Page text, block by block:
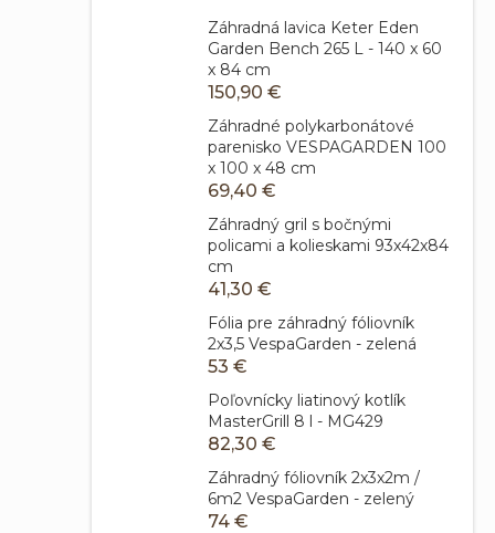
Záhradná lavica Keter Eden
Garden Bench 265 L - 140 x 60
x 84 cm
150,90 €
Záhradné polykarbonátové
parenisko VESPAGARDEN 100
x 100 x 48 cm
69,40 €
Záhradný gril s bočnými
policami a kolieskami 93x42x84
cm
41,30 €
Fólia pre záhradný fóliovník
2x3,5 VespaGarden - zelená
53 €
Poľovnícky liatinový kotlík
MasterGrill 8 l - MG429
82,30 €
Záhradný fóliovník 2x3x2m /
6m2 VespaGarden - zelený
74 €